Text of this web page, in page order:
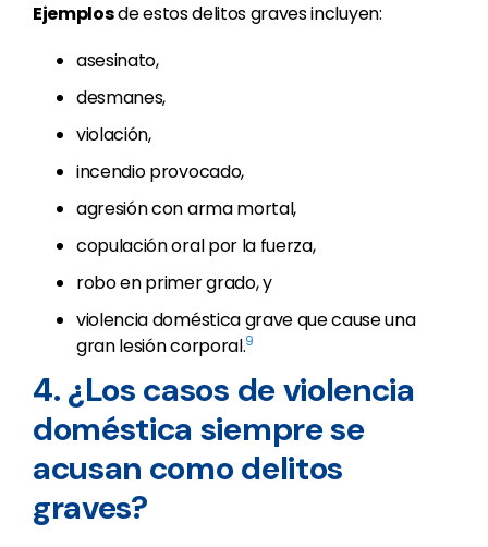
Ejemplosde estos delitos graves incluyen:
asesinato,
desmanes,
violación,
incendio provocado,
agresión con arma mortal,
copulación oral por la fuerza,
robo en primer grado, y
violencia doméstica grave que cause una
gran lesión corporal.9
4. ¿Los casos de violencia
doméstica siempre se
acusan como delitos
graves?